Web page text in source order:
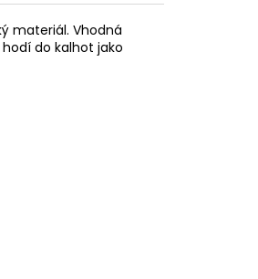
materiál. Vhodná
do kalhot jako